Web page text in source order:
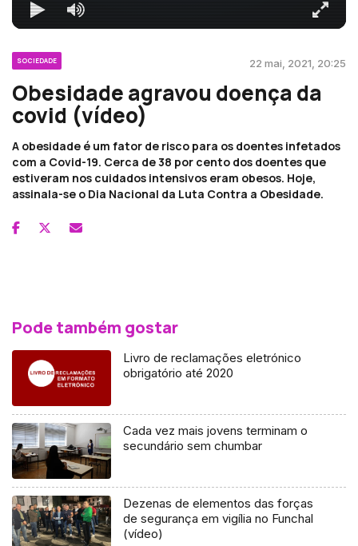
SOCIEDADE 22 mai, 2021, 20:25
Obesidade agravou doença da
covid (vídeo)
A obesidade é um fator de risco para os doentes infetados
com a Covid-19. Cerca de 38 por cento dos doentes que
estiveram nos cuidados intensivos eram obesos. Hoje,
assinala-se o Dia Nacional da Luta Contra a Obesidade.
Pode também gostar
Livro de reclamações eletrónico
obrigatório até 2020
Cada vez mais jovens terminam o
secundário sem chumbar
Dezenas de elementos das forças
de segurança em vigília no Funchal
(vídeo)